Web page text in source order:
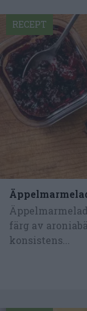
färg av
konsistens...
RECEPT